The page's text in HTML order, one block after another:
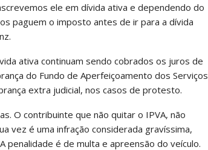
ele em dívida ativa e dependendo do
paguem o imposto antes de ir para a dívida
ativa continuam sendo cobrados os juros de
do Fundo de Aperfeiçoamento dos Serviços
extra judicial, nos casos de protesto.
O contribuinte que não quitar o IPVA, não
vez é uma infração considerada gravíssima,
é de multa e apreensão do veículo.